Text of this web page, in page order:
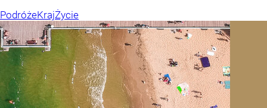
PodróżeKrajŻycie